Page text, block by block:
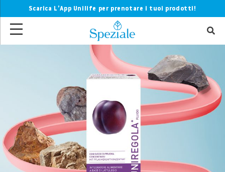
Scarica L’App Unilife per prenotare i tuoi prodotti!